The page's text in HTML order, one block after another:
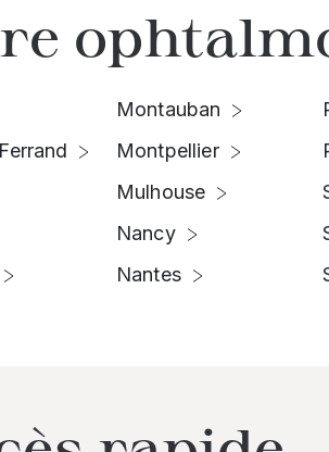
Montauban
Montpellier
Mulhouse
Nancy
Nantes